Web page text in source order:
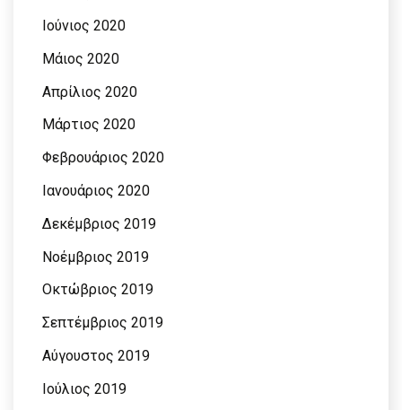
Ιούνιος 2020
Μάιος 2020
Απρίλιος 2020
Μάρτιος 2020
Φεβρουάριος 2020
Ιανουάριος 2020
Δεκέμβριος 2019
Νοέμβριος 2019
Οκτώβριος 2019
Σεπτέμβριος 2019
Αύγουστος 2019
Ιούλιος 2019